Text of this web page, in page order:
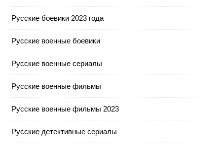
Русские боевики 2023 года
Русские военные боевики
Русские военные сериалы
Русские военные фильмы
Русские военные фильмы 2023
Русские детективные сериалы